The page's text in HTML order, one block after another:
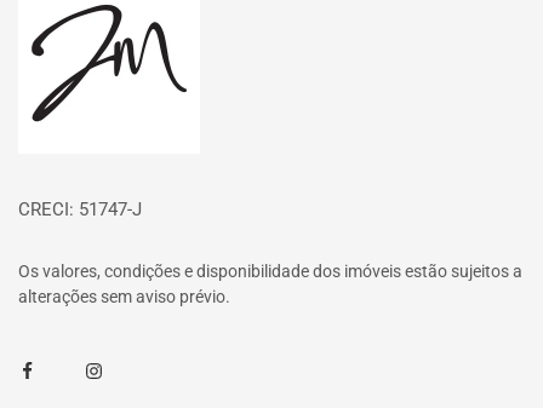
CRECI: 51747-J
Os valores, condições e disponibilidade dos imóveis estão sujeitos a
alterações sem aviso prévio.
FacebookInstagram